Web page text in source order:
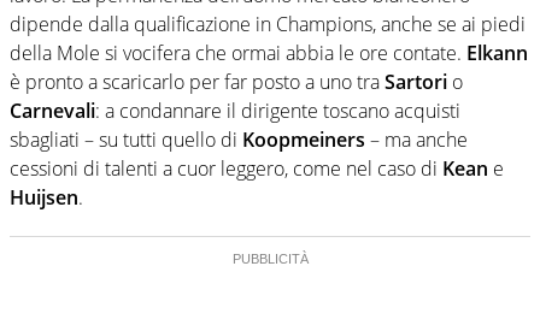
serissima, guai a dirgli di no
dipende dalla qualificazione in Champions, anche se ai piedi
della Mole si vocifera che ormai abbia le ore contate. Elkann
è pronto a scaricarlo per far posto a uno traSartori o
Carnevali: a condannare il dirigente toscano acquisti
sbagliati – su tutti quello di Koopmeiners – ma anche
cessioni di talenti a cuor leggero, come nel caso di Kean e
Huijsen.